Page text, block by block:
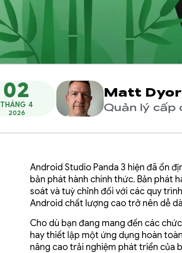
02
THÁNG 4
2026
Matt Dyor
Quản lý cấp
Android Studio Panda 3 hiện đã ổn
bản phát hành chính thức. Bản phát
soát và tuỳ chỉnh đối với các quy
Android chất lượng cao trở nên dễ
Cho dù bạn đang mang đến các
hay thiết lập một ứng dụng hoàn
nâng cao trải nghiệm phát triển của